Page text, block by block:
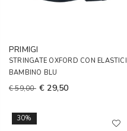
PRIMIGI
STRINGATE OXFORD CON ELASTICI
BAMBINO BLU
€ 59,00 € 29,50
30%